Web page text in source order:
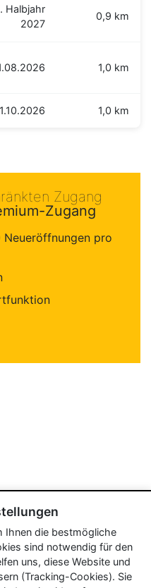
Halbjahr
2027
0,9 km
1,0 km
1,0 km
Zugang
Zugang
pro
Ihnen die bestmögliche
sind notwendig für den
uns, diese Website und
(Tracking-Cookies). Sie